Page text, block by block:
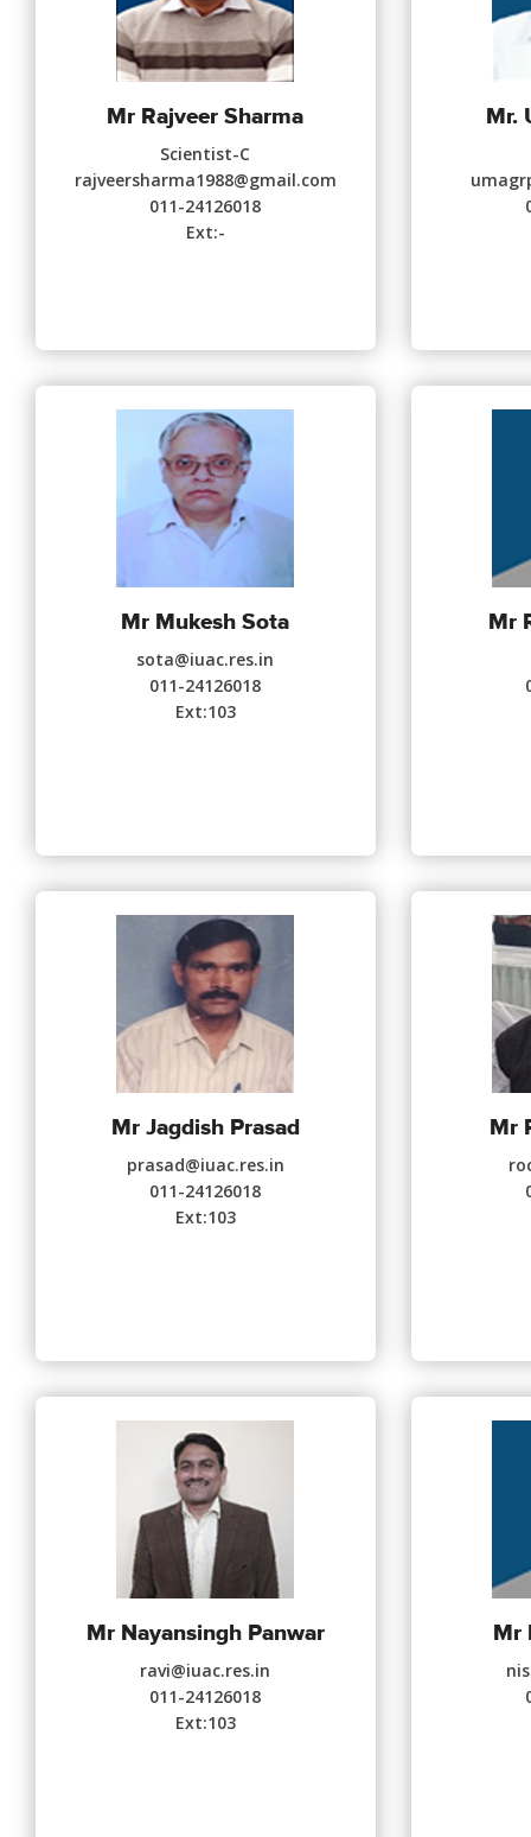
Mr Rajveer Sharma
Scientist-C
rajveersharma1988@gmail.com
011-24126018
Ext:-
Mr.
Mr Mukesh Sota
sota@iuac.res.in
011-24126018
Ext:103
Mr
Mr Jagdish Prasad
prasad@iuac.res.in
011-24126018
Ext:103
Mr
Mr Nayansingh Panwar
ravi@iuac.res.in
011-24126018
Ext:103
Mr